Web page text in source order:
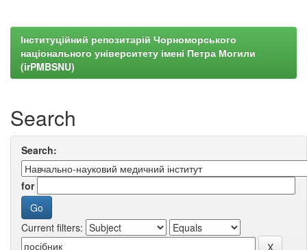
Інституційний репозитарій Чорноморського
національного університету імені Петра Могили
(irPMBSNU)
Search
Search:
for
Current filters: